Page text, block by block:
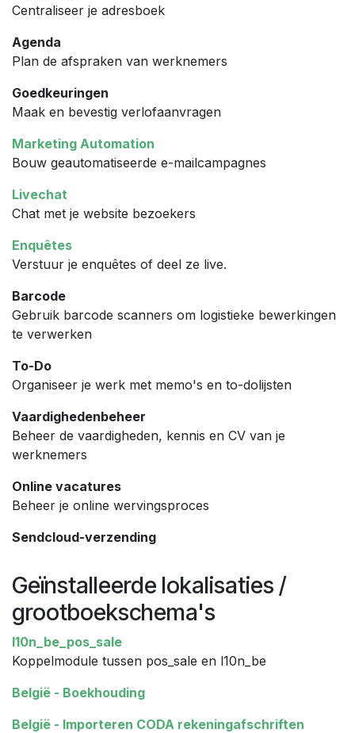
Centraliseer je adresboek
Agenda
Plan de afspraken van werknemers
Goedkeuringen
Maak en bevestig verlofaanvragen
Marketing Automation
Bouw geautomatiseerde e-mailcampagnes
Livechat
Chat met je website bezoekers
Enquêtes
Verstuur je enquêtes of deel ze live.
Barcode
Gebruik barcode scanners om logistieke bewerkingen
te verwerken
To-Do
Organiseer je werk met memo's en to-dolijsten
Vaardighedenbeheer
Beheer de vaardigheden, kennis en CV van je
werknemers
Online vacatures
Beheer je online wervingsproces
Sendcloud-verzending
Geïnstalleerde lokalisaties /
grootboekschema's
l10n_be_pos_sale
Koppelmodule tussen pos_sale en l10n_be
België - Boekhouding
België - Importeren CODA rekeningafschriften